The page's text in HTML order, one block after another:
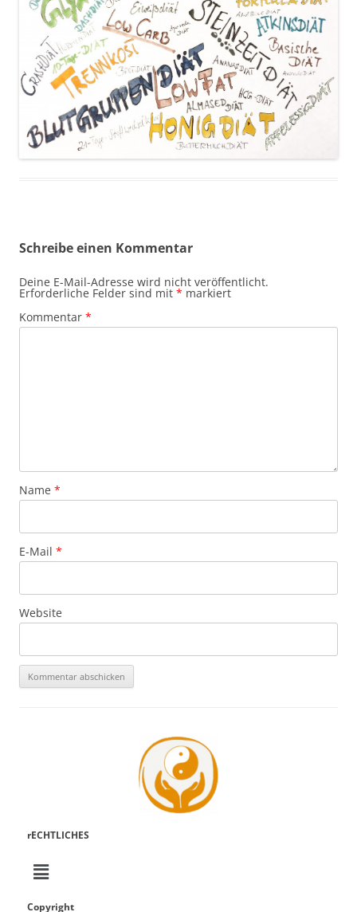
Schreibe einen Kommentar
Deine E-Mail-Adresse wird nicht veröffentlicht.
Erforderliche Felder sind mit * markiert
Kommentar *
Name *
E-Mail *
Website
rECHTLICHES
Copyright